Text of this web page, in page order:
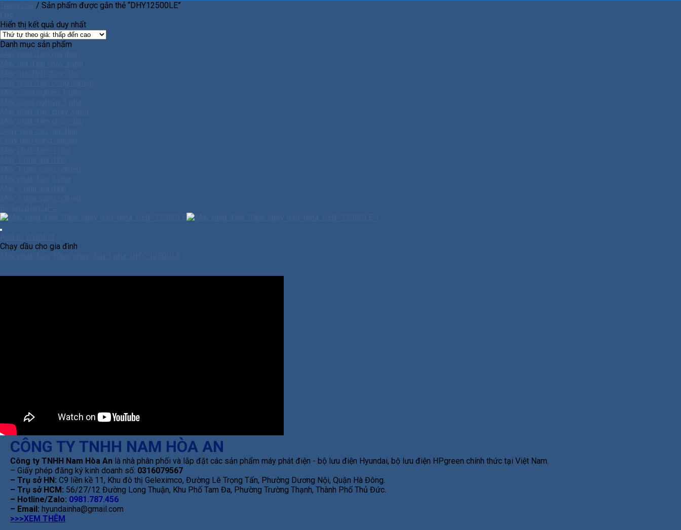
/ Sản phẩm được gắn thẻ “DHY12500LE”
Hiển thị kết quả duy nhất
Danh mục sản phẩm
Chạy dầu cho gia đình
CÔNG TY TNHH NAM HÒA AN
Công ty TNHH Nam Hòa An là nhà phân phối và lắp đặt các sản phẩm máy phát điện - bộ lưu điện Hyundai, bộ lưu điện HPgreen chính thức tại Việt Nam.
– Giấy phép đăng ký kinh doanh số: 0316079567
– Trụ sở HN: C9 liền kề 11, Khu đô thị Geleximco, Đường Lê Trọng Tấn, Phường Dương Nội, Quận Hà Đông.
– Trụ sở HCM: 56/27/12 Đường Long Thuận, Khu Phố Tam Đa, Phường Trường Thạnh, Thành Phố Thủ Đức.
– Hotline/Zalo: 0981.787.456
– Email: hyundainha@gmail.com
>>>XEM THÊM